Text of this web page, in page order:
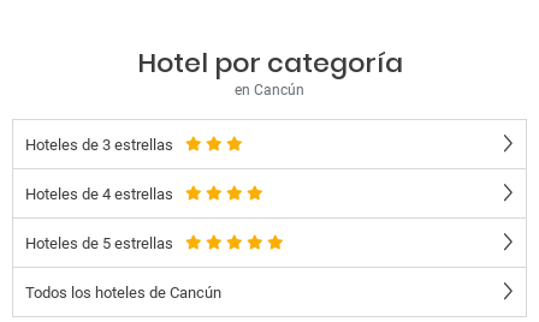
Hotel por categoría
en Cancún
Hoteles de 3 estrellas
Hoteles de 4 estrellas
Hoteles de 5 estrellas
Todos los hoteles de Cancún